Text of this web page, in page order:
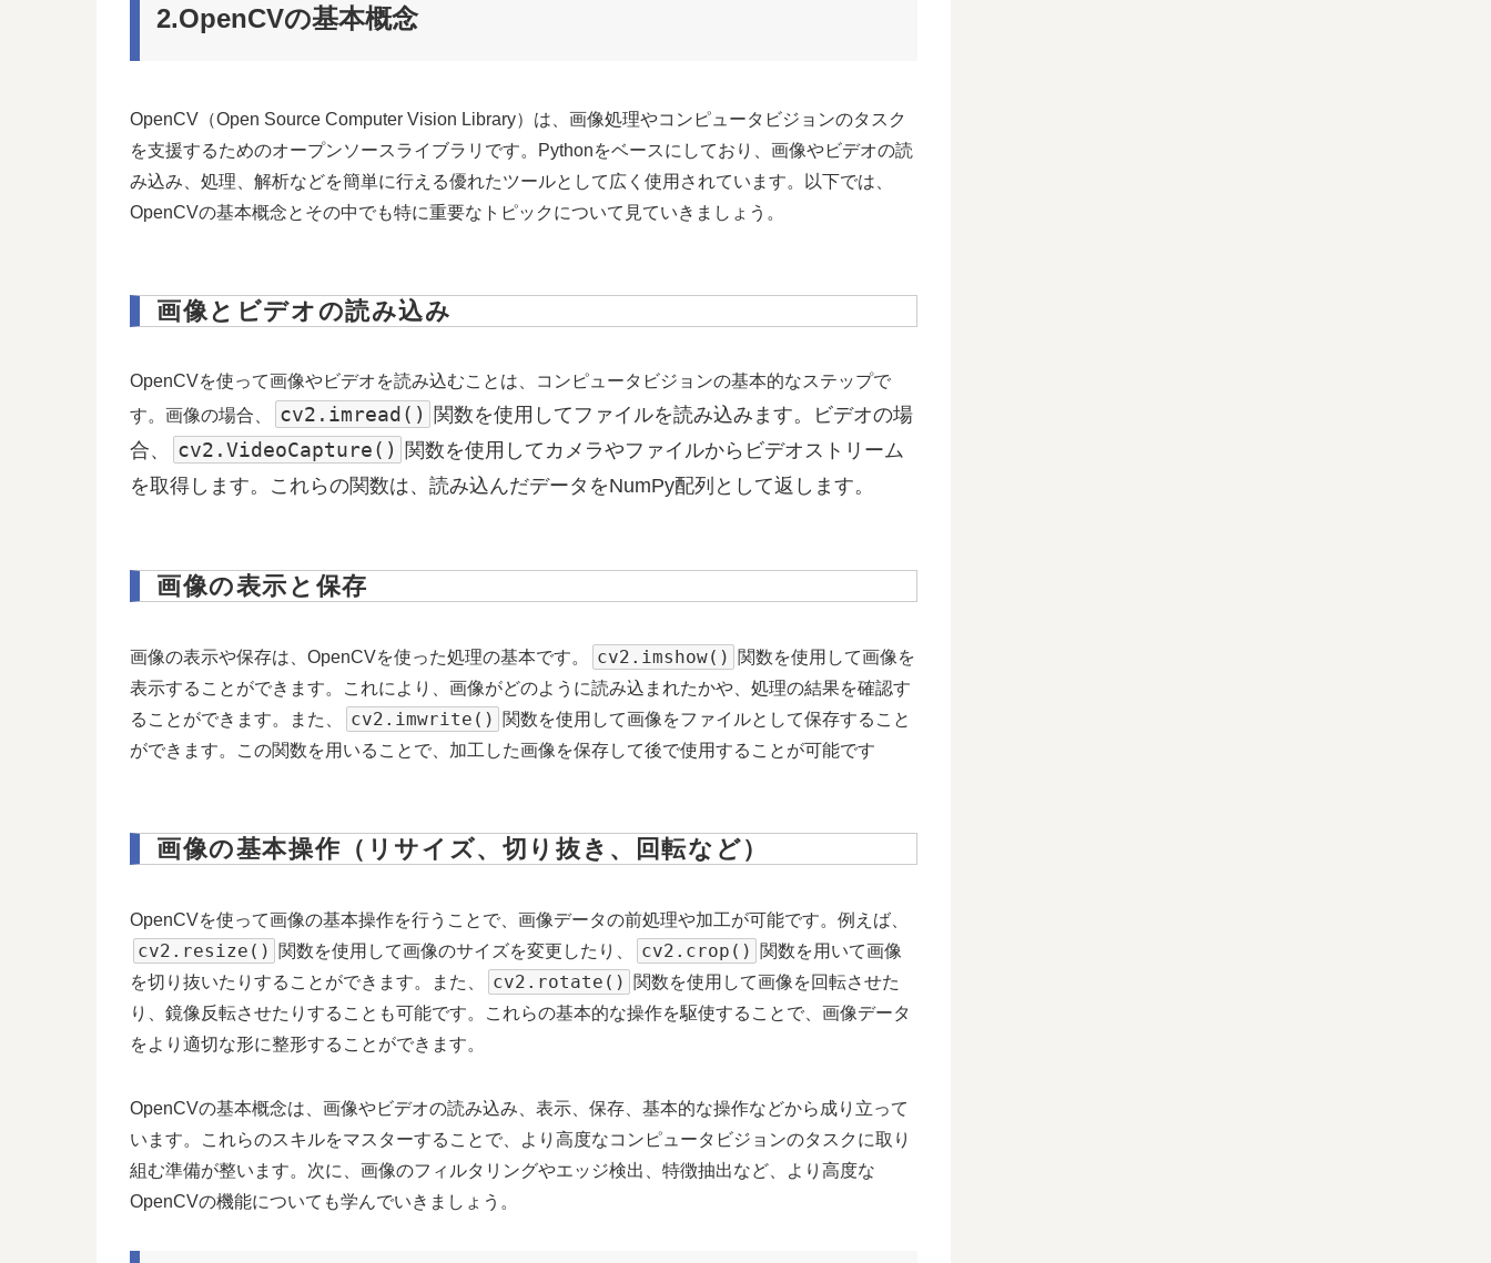
2.OpenCVの基本概念
OpenCV（Open Source Computer Vision Library）は、画像処理やコンピュータビジョンのタスク
を支援するためのオープンソースライブラリです。Pythonをベースにしており、画像やビデオの読
み込み、処理、解析などを簡単に行える優れたツールとして広く使用されています。以下では、
OpenCVの基本概念とその中でも特に重要なトピックについて見ていきましょう。
画像とビデオの読み込み
OpenCVを使って画像やビデオを読み込むことは、コンピュータビジョンの基本的なステップで
す。画像の場合、
cv2.imread()
関数を使用してファイルを読み込みます。ビデオの場
合、
cv2.VideoCapture()
関数を使用してカメラやファイルからビデオストリーム
を取得します。これらの関数は、読み込んだデータをNumPy配列として返します。
画像の表示と保存
画像の表示や保存は、OpenCVを使った処理の基本です。 cv2.imshow()
関数を使用して画像を
表示することができます。これにより、画像がどのように読み込まれたかや、処理の結果を確認す
ることができます。また、
cv2.imwrite()
関数を使用して画像をファイルとして保存すること
ができます。この関数を用いることで、加工した画像を保存して後で使用することが可能です
画像の基本操作（リサイズ、切り抜き、回転など）
OpenCVを使って画像の基本操作を行うことで、画像データの前処理や加工が可能です。例えば、
cv2.resize() 関数を使用して画像のサイズを変更したり、 cv2.crop()
関数を用いて画像
を切り抜いたりすることができます。また、
cv2.rotate()
関数を使用して画像を回転させた
り、鏡像反転させたりすることも可能です。これらの基本的な操作を駆使することで、画像データ
をより適切な形に整形することができます。
OpenCVの基本概念は、画像やビデオの読み込み、表示、保存、基本的な操作などから成り立って
います。これらのスキルをマスターすることで、より高度なコンピュータビジョンのタスクに取り
組む準備が整います。次に、画像のフィルタリングやエッジ検出、特徴抽出など、より高度な
OpenCVの機能についても学んでいきましょう。